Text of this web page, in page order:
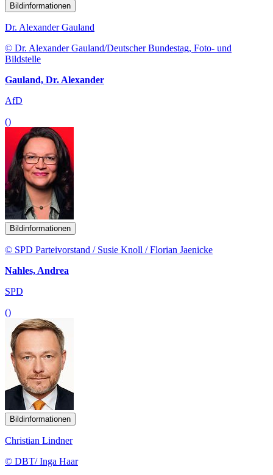
Bildinformationen
Dr. Alexander Gauland
© Dr. Alexander Gauland/Deutscher Bundestag, Foto- und
Bildstelle
Gauland, Dr. Alexander
AfD
()
Bildinformationen
© SPD Parteivorstand / Susie Knoll / Florian Jaenicke
Nahles, Andrea
SPD
()
Bildinformationen
Christian Lindner
© DBT/ Inga Haar